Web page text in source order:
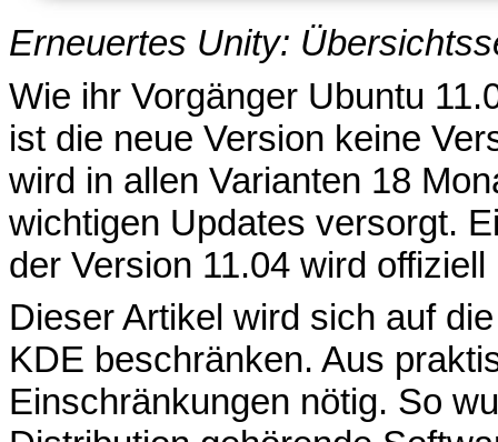
Erneuertes Unity:
Wie ihr Vorgänger Ubuntu
ist die neue Version keine
wird in allen Varianten 18
wichtigen Updates versorgt.
der Version 11.04 wird
Dieser Artikel wird sich auf
KDE beschränken. Aus
Einschränkungen nötig. So